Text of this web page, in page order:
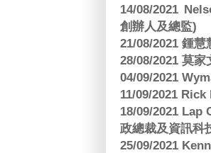
14/08/2021
創辦人及總監)
21/08/2021 鍾
28/08/2021 莫
04/09/2021
11/09/2021
18/09/2021
政總裁及資訊科
25/09/2021